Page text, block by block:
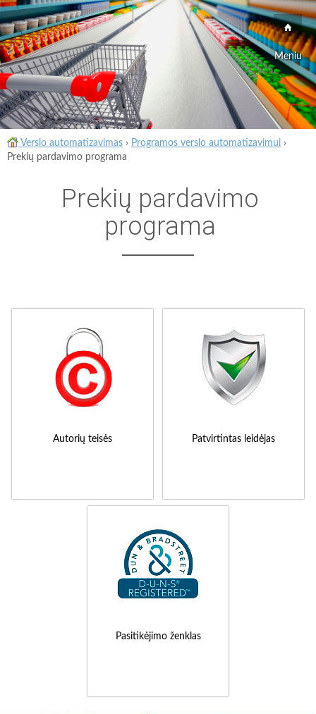
Meniu
Verslo automatizavimas › Programos verslo automatizavimui ›
Prekių pardavimo programa
Prekių pardavimo
programa
Autorių teisės Patvirtintas leidėjas
Pasitikėjimo ženklas